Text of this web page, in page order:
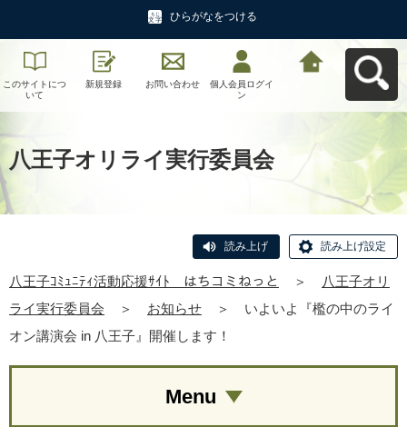
ひらがなをつける
このサイトにつ
いて
新規登録 お問い合わせ
個人会員ログイ
ン
八王子オリライ実行委員会
読み上げ 読み上げ設定
八王子ｺﾐｭﾆﾃｨ活動応援ｻｲﾄ はちコミねっと ＞
八王子オリ
ライ実行委員会
＞ お知らせ ＞
いよいよ『檻の中のライ
オン講演会 in 八王子』開催します！
Menu